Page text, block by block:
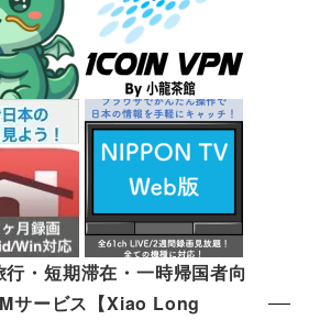
行・短期滞在・一時帰国者向
サービス【Xiao Long